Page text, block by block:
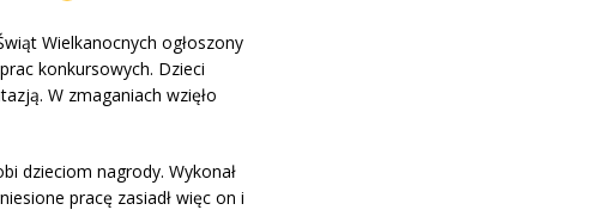
Wielkanocnych ogłoszony
konkursowych. Dzieci
W zmaganiach wzięło
dzieciom nagrody. Wykonał
pracę zasiadł więc on i